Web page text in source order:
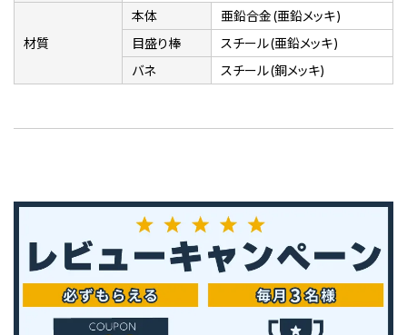
材質
本体
亜鉛合金(亜鉛メッキ)
目盛り棒
スチール(亜鉛メッキ)
バネ
スチール(銅メッキ)